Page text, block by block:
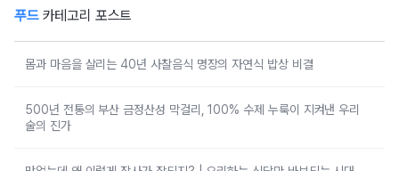
푸드카테고리 포스트
몸과 마음을 살리는 40년 사찰음식 명장의 자연식 밥상 비결
500년 전통의 부산 금정산성 막걸리, 100% 수제 누룩이 지켜낸 우리
술의 진가